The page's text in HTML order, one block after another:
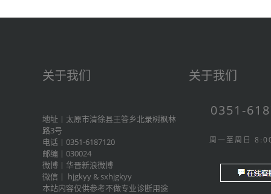
关于我们
地址丨太原市清徐县王答乡北录树枫林
路3号
电话丨0351-6187120
邮编丨030024
微博丨 华晋新浪微博
微信丨 hjgkyy & sxhjgkyy
本站内容仅供参考不做专业诊断用途
关于我们
0351-
周一至周日